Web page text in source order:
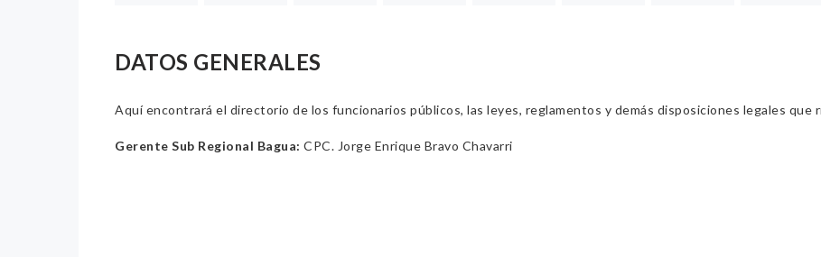
DATOS GENERALES
Aquí encontrará el directorio de los funcionarios públicos, las leyes, reglamentos y demás disposiciones legales que
Gerente Sub Regional Bagua: CPC. Jorge Enrique Bravo Chavarri